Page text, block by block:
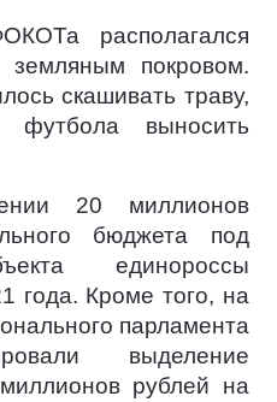
располагался
покровом.
скашивать траву,
выносить
20 миллионов
бюджета под
единороссы
года. Кроме того, на
парламента
выделение
рублей на